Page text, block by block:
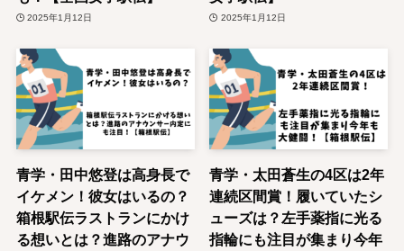
2025年1月12日 2025年1月12日
青学・田中悠登は高身長で
イケメン！彼女はいるの？
箱根駅伝ラストランにかけ
る想いとは？進路のアナウ
青学・太田蒼生の4区は2年
連続区間賞！履いていたシ
ューズは？左手薬指に光る
指輪にも注目が集まり今年